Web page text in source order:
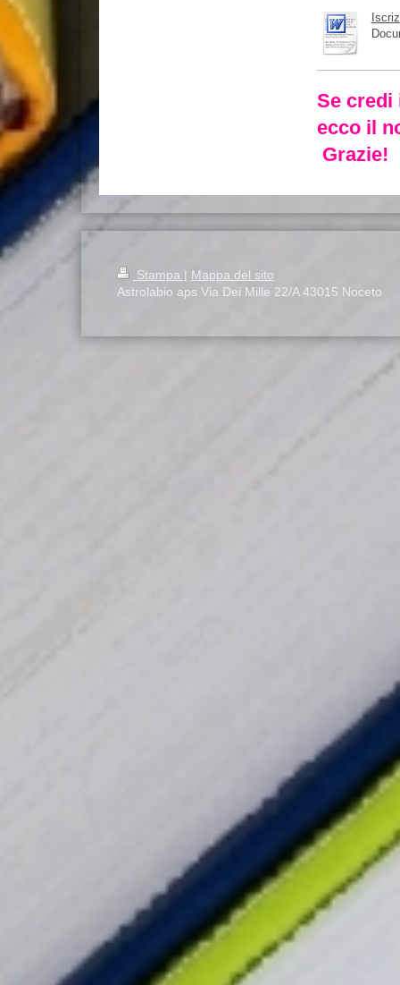
Se credi
ecco il
Grazie!
Stampa | Mappa del sito
Astrolabio aps Via Dei Mille 22/A 43015 Noceto